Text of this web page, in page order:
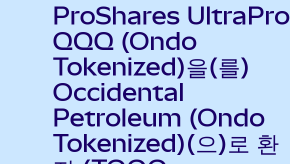
ProShares UltraPro
QQQ (Ondo
Tokenized)을(를)
Occidental
Petroleum (Ondo
Tokenized)(으)로 환